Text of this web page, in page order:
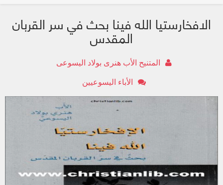
الافخارستيا الله فينا بحث في سر القربان
المقدس
المتنيح الأب هنرى بولاد اليسوعى
الأباء اليسوعيين